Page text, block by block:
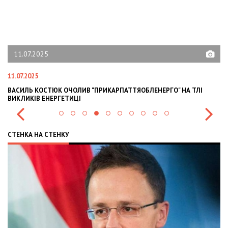
11.07.2025
11.07.2025
ВАСИЛЬ КОСТЮК ОЧОЛИВ "ПРИКАРПАТТЯОБЛЕНЕРГО" НА ТЛІ
ВИКЛИКІВ ЕНЕРГЕТИЦІ
СТЕНКА НА СТЕНКУ